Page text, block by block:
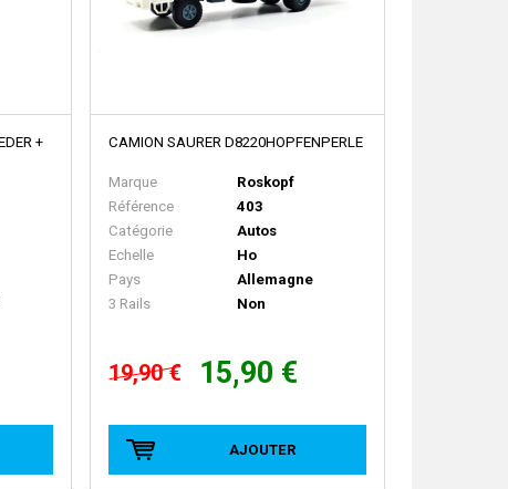
+
CAMION SAURER D8220HOPFENPERLE
Marque
Roskopf
Référence
403
Catégorie
Autos
Echelle
Ho
Pays
Allemagne
3 Rails
Non
19,90 € 15,90 €
AJOUTER